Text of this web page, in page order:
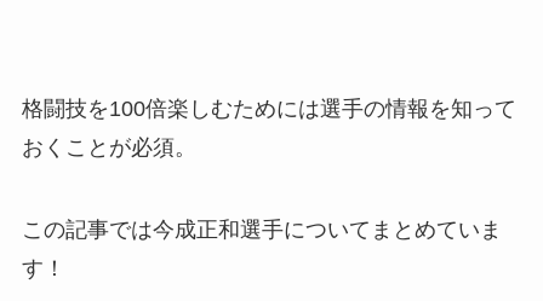
格闘技を100倍楽しむためには選手の情報を知って
おくことが必須。
この記事では今成正和選手についてまとめていま
す！